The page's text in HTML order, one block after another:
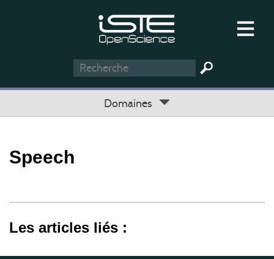
Domaines
Speech
Les articles liés :